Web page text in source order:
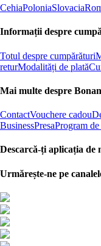
CehiaPoloniaSlovacia
Informații despre
Totul despre cumpărături
returModalități de plată
Mai multe despre
ContactVouchere cadou
BusinessPresaProgram
Descarcă-ți aplicația de
Urmărește-ne pe